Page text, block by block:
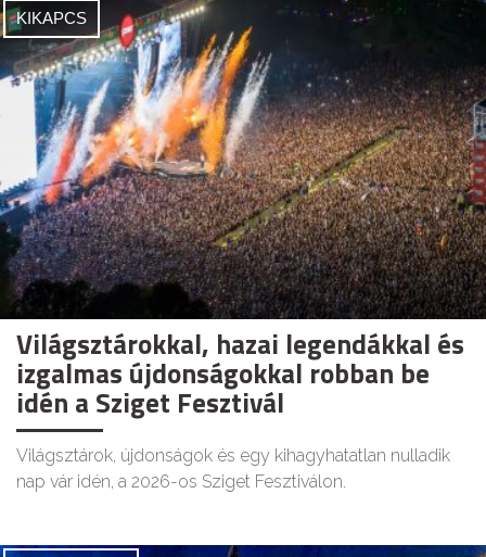
KIKAPCS
Világsztárokkal, hazai legendákkal és
izgalmas újdonságokkal robban be
idén a Sziget Fesztivál
Világsztárok, újdonságok és egy kihagyhatatlan nulladik
nap vár idén, a 2026-os Sziget Fesztiválon.